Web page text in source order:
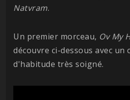
Natvram.
Un premier morceau, Ov My
découvre ci-dessous avec un
d'habitude très soigné.